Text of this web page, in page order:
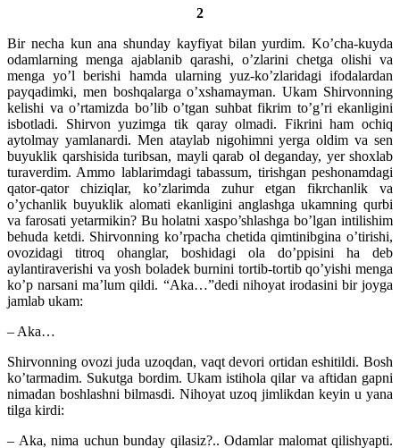
2
Bir necha kun ana shunday kayfiyat bilan yurdim. Ko’cha-kuyda
odamlarning menga ajablanib qarashi, o’zlarini chetga olishi va
menga yo’l berishi hamda ularning yuz-ko’zlaridagi ifodalardan
payqadimki, men boshqalarga o’xshamayman. Ukam Shirvonning
kelishi va o’rtamizda bo’lib o’tgan suhbat fikrim to’g’ri ekanligini
isbotladi. Shirvon yuzimga tik qaray olmadi. Fikrini ham ochiq
aytolmay yamlanardi. Men ataylab nigohimni yerga oldim va sen
buyuklik qarshisida turibsan, mayli qarab ol deganday, yer shoxlab
turaverdim. Ammo lablarimdagi tabassum, tirishgan peshonamdagi
qator-qator chiziqlar, ko’zlarimda zuhur etgan fikrchanlik va
o’ychanlik buyuklik alomati ekanligini anglashga ukamning qurbi
va farosati yetarmikin? Bu holatni xaspo’shlashga bo’lgan intilishim
behuda ketdi. Shirvonning ko’rpacha chetida qimtinibgina o’tirishi,
ovozidagi titroq ohanglar, boshidagi ola do’ppisini ha deb
aylantiraverishi va yosh boladek burnini tortib-tortib qo’yishi menga
ko’p narsani ma’lum qildi. “Aka…”dedi nihoyat irodasini bir joyga
jamlab ukam:
– Aka…
Shirvonning ovozi juda uzoqdan, vaqt devori ortidan eshitildi. Bosh
ko’tarmadim. Sukutga bordim. Ukam istihola qilar va aftidan gapni
nimadan boshlashni bilmasdi. Nihoyat uzoq jimlikdan keyin u yana
tilga kirdi:
– Aka, nima uchun bunday qilasiz?.. Odamlar malomat qilishyapti.